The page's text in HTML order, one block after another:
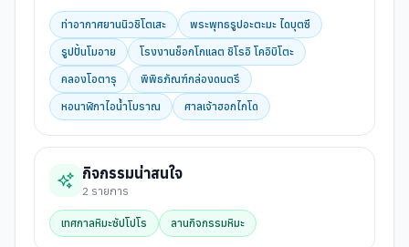
ท่าอากาศยานนิวชิโตเสะ
พระพุทธรูปอะตะมะ ไดบุตซึ
รูปปั้นโมอาย
โรงงานช็อกโกแลต ชิโรอิ โคอิบิโตะ
คลองโอตารุ
พิพิธภัณฑ์กล่องดนตรี
หอนาฬิกาไอน้ำโบราณ
ศาลเจ้าฮอกไกโด
กิจกรรมน่าสนใจ
2 รายการ
เทศกาลหิมะซัปโปโร ลานกิจกรรมหิมะ